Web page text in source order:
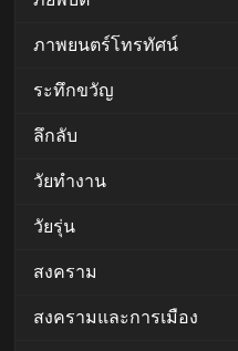
ภาพยนตร์โทรทัศน์
ระทึกขวัญ
ลึกลับ
วัยทำงาน
วัยรุ่น
สงคราม
สงครามและการเมือง